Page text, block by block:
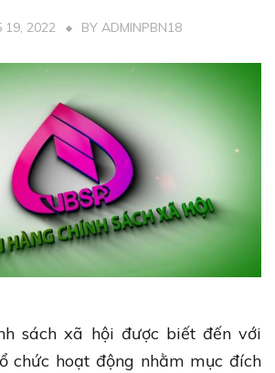
19, 2022 BY ADMINPBN18
sách xã hội được biết đến với
chức hoạt động nhằm mục đích